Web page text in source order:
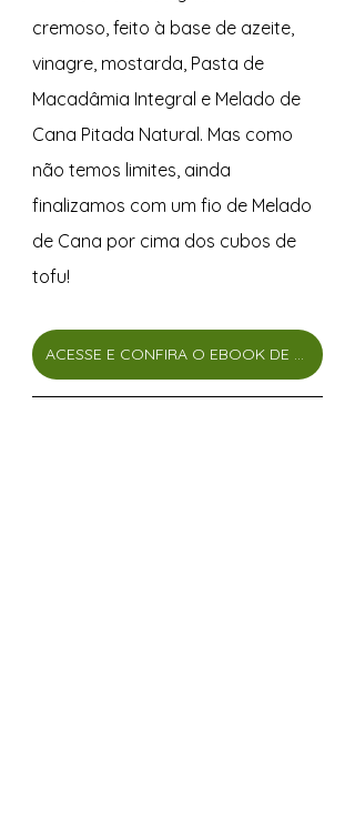
cremoso, feito à base de azeite,
vinagre, mostarda, Pasta de
Macadâmia Integral e Melado de
Cana Pitada Natural. Mas como
não temos limites, ainda
finalizamos com um fio de Melado
de Cana por cima dos cubos de
tofu!
ACESSE E CONFIRA O EBOOK DE SALADAS COMPLETAS